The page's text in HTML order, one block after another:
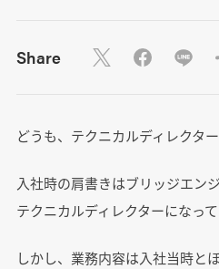
Share
どうも、テクニカルディレクタ
入社時の肩書きはブリッジエン
テクニカルディレクターになって
しかし、業務内容は入社当時と